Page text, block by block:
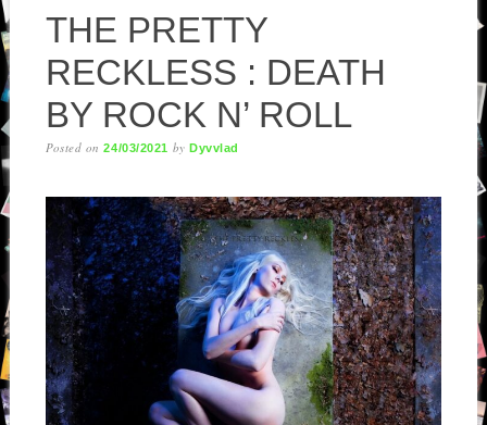
THE PRETTY
RECKLESS : DEATH
BY ROCK N’ ROLL
Posted on24/03/2021 byDyvvlad